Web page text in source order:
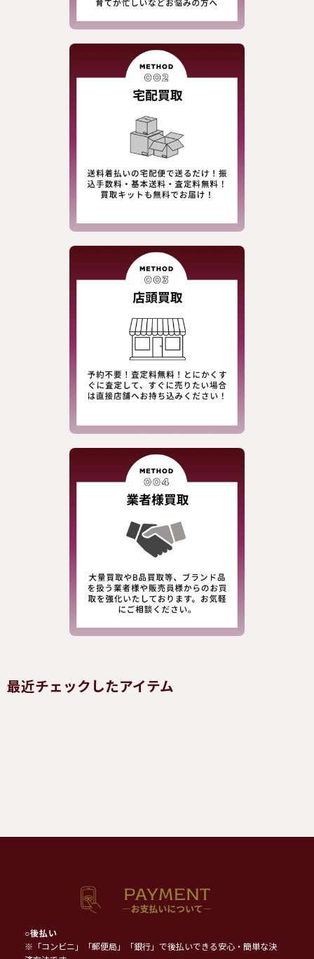
最近チェックしたアイテム
○後払い
※「コンビニ」「郵便局」「銀行」で後払いできる安心・簡単な決